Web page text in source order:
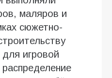
маляров и
сюжетно-
для игровой